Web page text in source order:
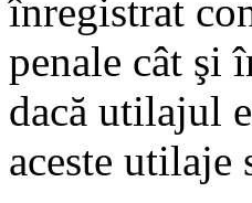
înregistrat
penale cât şi
dacă utilajul
aceste utilaje